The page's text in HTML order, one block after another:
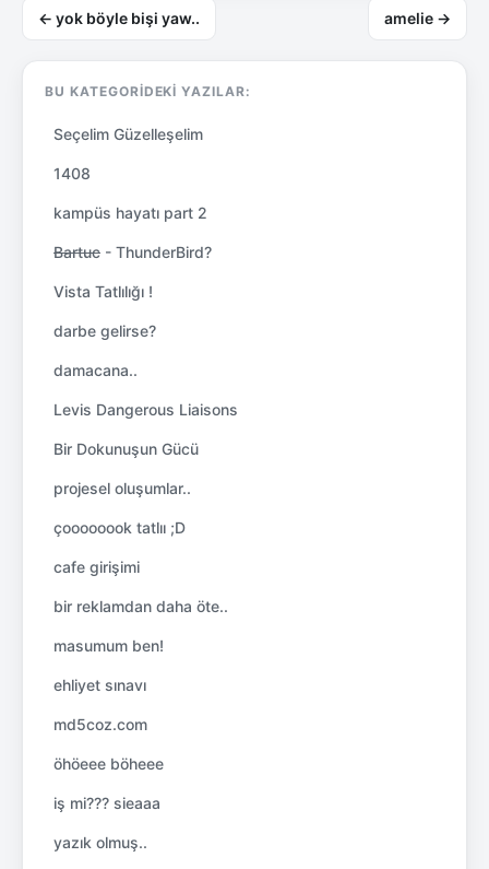
← yok böyle bişi yaw.. amelie →
BU KATEGORIDEKI YAZILAR:
Seçelim Güzelleşelim
1408
kampüs hayatı part 2
Bartuc - ThunderBird?
Vista Tatlılığı !
darbe gelirse?
damacana..
Levis Dangerous Liaisons
Bir Dokunuşun Gücü
projesel oluşumlar..
çoooooook tatlıı ;D
cafe girişimi
bir reklamdan daha öte..
masumum ben!
ehliyet sınavı
md5coz.com
öhöeee böheee
iş mi??? sieaaa
yazık olmuş..